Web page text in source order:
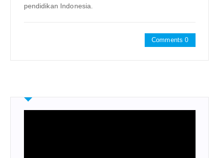
pendidikan Indonesia.
Comments 0